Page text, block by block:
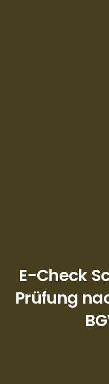
E-Check
Prüfung